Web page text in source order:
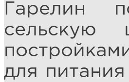
Гарелин
сельскую
для